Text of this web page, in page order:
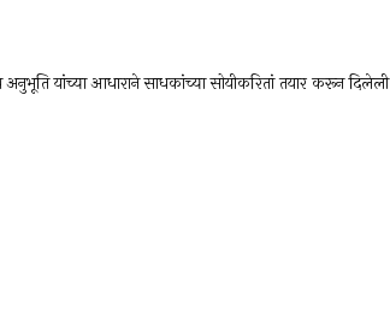
यांच्या आधाराने साधकांच्या सोयीकरितां तयार करून दिलेली